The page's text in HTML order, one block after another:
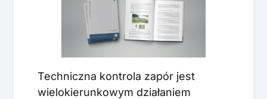
Techniczna kontrola zapór jest
wielokierunkowym działaniem